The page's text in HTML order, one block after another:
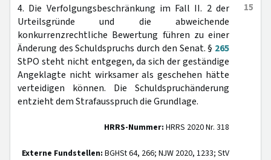
15
4. Die Verfolgungsbeschränkung im Fall II. 2 der
Urteilsgründe und die abweichende
konkurrenzrechtliche Bewertung führen zu einer
Änderung des Schuldspruchs durch den Senat. § 265
StPO steht nicht entgegen, da sich der geständige
Angeklagte nicht wirksamer als geschehen hätte
verteidigen können. Die Schuldspruchänderung
entzieht dem Strafausspruch die Grundlage.
HRRS-Nummer: HRRS 2020 Nr. 318
Externe Fundstellen: BGHSt 64, 266; NJW 2020, 1233; StV